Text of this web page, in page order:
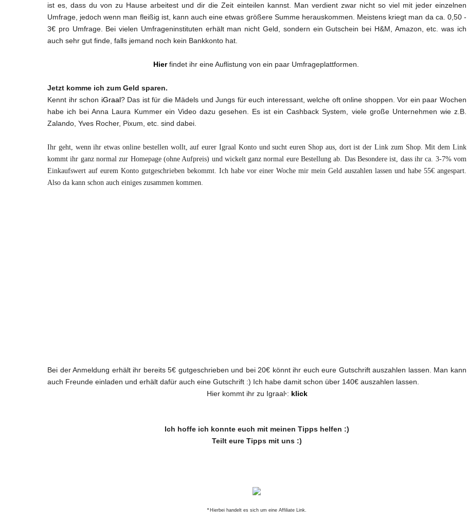
ist es, dass du von zu Hause arbeitest und dir die Zeit einteilen kannst. Man verdient zwar nicht so viel mit jeder einzelnen
Umfrage, jedoch wenn man fleißig ist, kann auch eine etwas größere Summe herauskommen. Meistens kriegt man da ca. 0,50 -
3€ pro Umfrage. Bei vielen Umfrageninstituten erhält man nicht Geld, sondern ein Gutschein bei H&M, Amazon, etc. was ich
auch sehr gut finde, falls jemand noch kein Bankkonto hat.
Hier findet ihr eine Auflistung von ein paar Umfrageplattformen.
Jetzt komme ich zum Geld sparen.
Kennt ihr schon iGraal? Das ist für die Mädels und Jungs für euch interessant, welche oft online shoppen. Vor ein paar Wochen
habe ich bei Anna Laura Kummer ein Video dazu gesehen. Es ist ein Cashback System, viele große Unternehmen wie z.B.
Zalando, Yves Rocher, Pixum, etc. sind dabei.
Ihr geht, wenn ihr etwas online bestellen wollt, auf eurer Igraal Konto und sucht euren Shop aus, dort ist der Link zum Shop. Mit dem Link
kommt ihr ganz normal zur Homepage (ohne Aufpreis) und wickelt ganz normal eure Bestellung ab. Das Besondere ist, dass ihr ca. 3-7% vom
Einkaufswert auf eurem Konto gutgeschrieben bekommt. Ich habe vor einer Woche mir mein Geld auszahlen lassen und habe 55€ angespart.
Also da kann schon auch einiges zusammen kommen.
Bei der Anmeldung erhält ihr bereits 5€ gutgeschrieben und bei 20€ könnt ihr euch eure Gutschrift auszahlen lassen. Man kann
auch Freunde einladen und erhält dafür auch eine Gutschrift :) Ich habe damit schon über 140€ auszahlen lassen.
Hier kommt ihr zu Igraal*: klick
Ich hoffe ich konnte euch mit meinen Tipps helfen :)
Teilt eure Tipps mit uns :)
* Hierbei handelt es sich um eine Affiliate Link.